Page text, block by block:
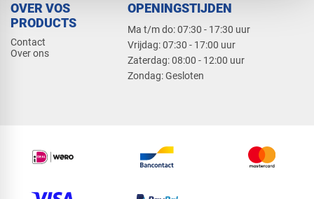
OVER VOS
PRODUCTS
Contact
Over ons
OPENINGSTIJDEN
Ma t/m do: 07:30 - 17:30 uur
​Vrijdag: 07:30 - 17:00 uur
​Zaterdag: 08:00 - 12:00 uur
​Zondag: Gesloten